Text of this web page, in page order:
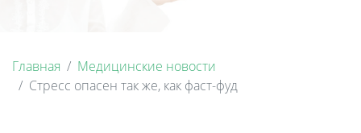
Главная
Медицинские новости
Стресс опасен так же, как фаст-фуд